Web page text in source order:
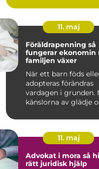
11. maj
Föräldrapenning så
fungerar ekonomin
familjen växer
När ett barn föds
adopteras förändras
vardagen i grunden.
känslorna av glädje
11. maj
Advokat i mora så hittar du
rätt juridisk hjälp